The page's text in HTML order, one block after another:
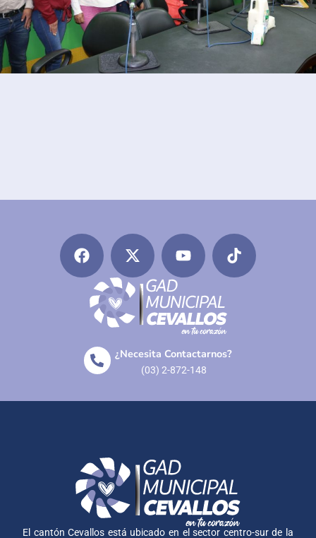
¿Necesita Contactarnos?
(03) 2-872-148
El cantón Cevallos está ubicado en el sector centro-sur de la